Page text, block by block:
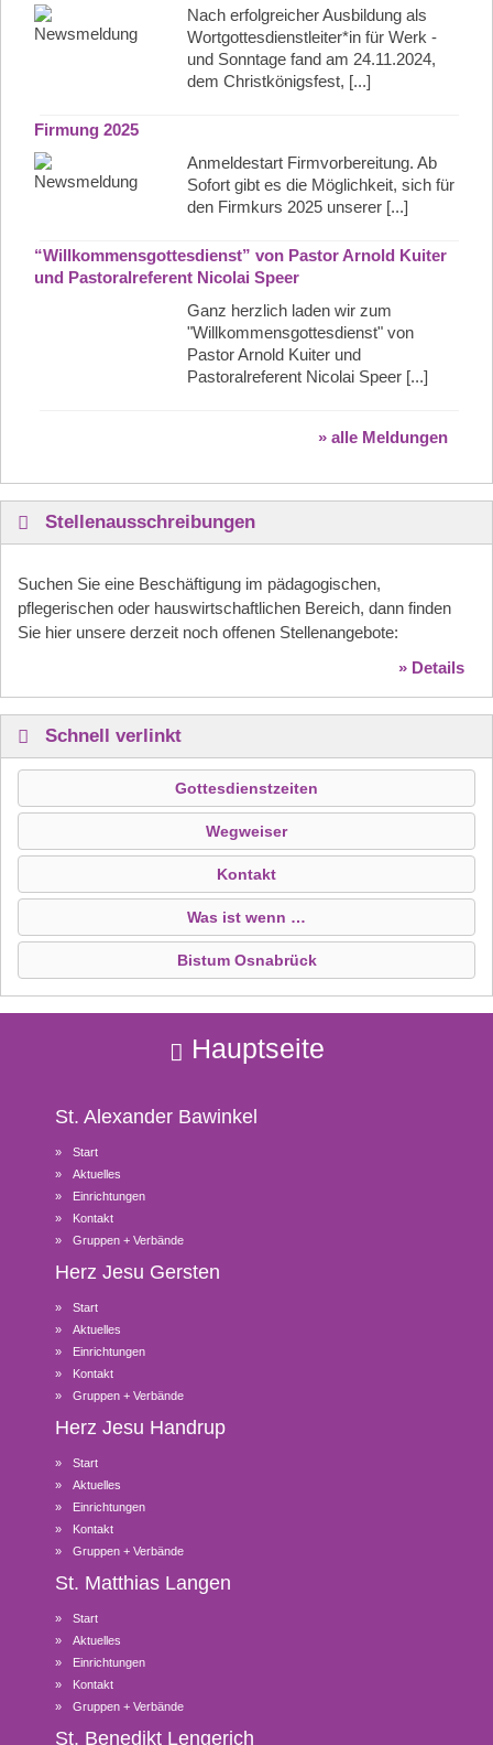
Nach erfolgreicher Ausbildung als
Wortgottesdienstleiter*in für Werk -
und Sonntage fand am 24.11.2024,
dem Christkönigsfest, [...]
Firmung 2025
Anmeldestart Firmvorbereitung. Ab
Sofort gibt es die Möglichkeit, sich für
den Firmkurs 2025 unserer [...]
“Willkommensgottesdienst” von Pastor Arnold Kuiter
und Pastoralreferent Nicolai Speer
Ganz herzlich laden wir zum
"Willkommensgottesdienst" von
Pastor Arnold Kuiter und
Pastoralreferent Nicolai Speer [...]
» alle Meldungen
Stellenausschreibungen
Suchen Sie eine Beschäftigung im pädagogischen,
pflegerischen oder hauswirtschaftlichen Bereich, dann finden
Sie hier unsere derzeit noch offenen Stellenangebote:
» Details
Schnell verlinkt
Gottesdienstzeiten
Wegweiser
Kontakt
Was ist wenn …
Bistum Osnabrück
Hauptseite
St. Alexander Bawinkel
Start
Aktuelles
Einrichtungen
Kontakt
Gruppen + Verbände
Herz Jesu Gersten
Start
Aktuelles
Einrichtungen
Kontakt
Gruppen + Verbände
Herz Jesu Handrup
Start
Aktuelles
Einrichtungen
Kontakt
Gruppen + Verbände
St. Matthias Langen
Start
Aktuelles
Einrichtungen
Kontakt
Gruppen + Verbände
St. Benedikt Lengerich